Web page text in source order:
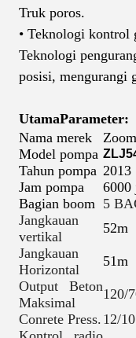
Truk poros.
• Teknologi
Teknologi
posisi, mengurangi
UtamaParameter:
Nama merek
Model pompa
Tahun pompa 2013
Jam pompa
6000
Bagian boom 5
Jangkauan
vertikal
52m
Jangkauan
Horizontal
51m
Output Beton
Maksimal
120/
Conrete Press. 12/